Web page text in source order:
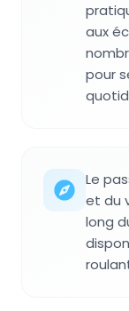
aux
pour
Le
et du
long